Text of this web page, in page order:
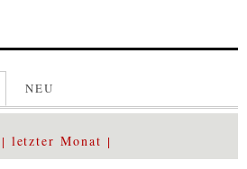
NEU
letzter Monat